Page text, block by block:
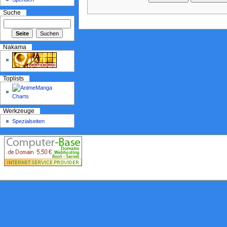
Suche
Nakama
Toplists
Werkzeuge
Spezialseiten